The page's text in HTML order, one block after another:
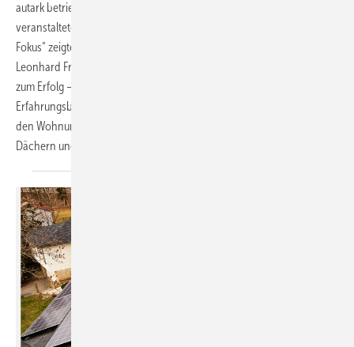
autark betrieben wird. Die 85 Teilnehmer der am 3. April in Würzburg
veranstalteten Konferenz „Infrarotheizung: Wirtschaftlichkeit im
Fokus“ zeigten sich hierüber sehr erfreut, wie Fachjournalist
Leonhard Fromm im Auftrag der SBZ beobachten konnte. Schlüssel
zum Erfolg – dies zog sich durch alle zehn Referate und
Erfahrungsberichte – ist die Kombination aus Infrarotheiz­modulen in
den Wohnungen samt Warmwasserboilern und PV-Anlagen auf
Dächern und